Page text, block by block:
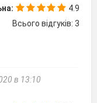
4.9
Всього відгуків: 3
в 13:10